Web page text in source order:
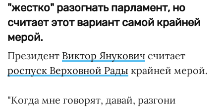
"жестко" разогнать парламент, но
считает этот вариант самой крайней
мерой.
Президент Виктор Янукович считает
роспуск Верховной Рады крайней мерой.
"Когда мне говорят, давай, разгони